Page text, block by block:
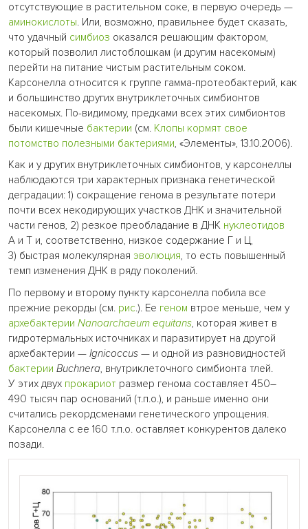
отсутствующие в растительном соке, в первую очередь —
аминокислоты. Или, возможно, правильнее будет сказать,
что удачный симбиоз оказался решающим фактором,
который позволил листоблошкам (и другим насекомым)
перейти на питание чистым растительным соком.
Карсонелла относится к группе гамма-протеобактерий, как
и большинство других внутриклеточных симбионтов
насекомых. По-видимому, предками всех этих симбионтов
были кишечные бактерии (см. Клопы кормят свое
потомство полезными бактериями, «Элементы», 13.10.2006).
Как и у других внутриклеточных симбионтов, у карсонеллы
наблюдаются три характерных признака генетической
деградации: 1) сокращение генома в результате потери
почти всех некодирующих участков ДНК и значительной
части генов, 2) резкое преобладание в ДНК нуклеотидов
А и Т и, соответственно, низкое содержание Г и Ц,
3) быстрая молекулярная эволюция, то есть повышенный
темп изменения ДНК в ряду поколений.
По первому и второму пункту карсонелла побила все
прежние рекорды (см. рис.). Ее геном втрое меньше, чем у
архебактерии Nanoarchaeum equitans, которая живет в
гидротермальных источниках и паразитирует на другой
архебактерии — Ignicoccus — и одной из разновидностей
бактерии Buchnera, внутриклеточного симбионта тлей.
У этих двух прокариот размер генома составляет 450–
490 тысяч пар оснований (т.п.о.), и раньше именно они
считались рекордсменами генетического упрощения.
Карсонелла с ее 160 т.п.о. оставляет конкурентов далеко
позади.